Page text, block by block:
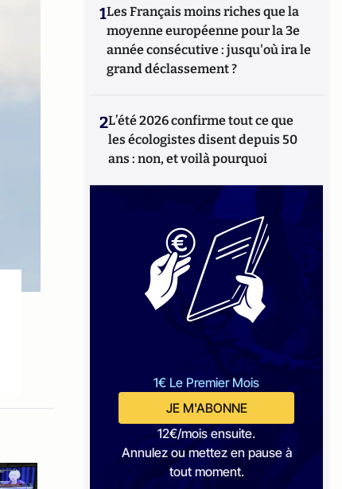
1Les Français moins riches que la
moyenne européenne pour la 3e
année consécutive : jusqu'où ira le
grand déclassement ?
2L’été 2026 confirme tout ce que
les écologistes disent depuis 50
ans : non, et voilà pourquoi
1€ Le Premier Mois
JE M'ABONNE
12€/mois ensuite.
Annulez ou mettez en pause à
tout moment.